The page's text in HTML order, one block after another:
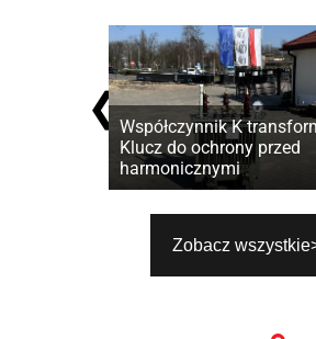
❮Współczynnik K
Klucz do ochrony przed
harmonicznymi
Zobacz wszystkie